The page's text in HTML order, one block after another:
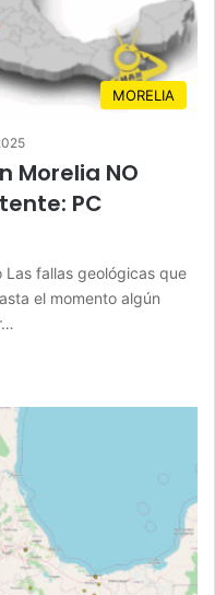
MORELIA
Morelia NO
PC
Las fallas geológicas que
el momento algún